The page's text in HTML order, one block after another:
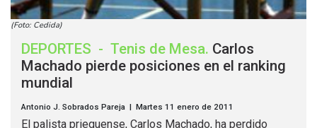
(Foto: Cedida)
DEPORTES - Tenis de Mesa. Carlos
Machado pierde posiciones en el ranking
mundial
Antonio J. Sobrados Pareja | Martes 11 enero de 2011
El palista prieguense, Carlos Machado, ha perdido